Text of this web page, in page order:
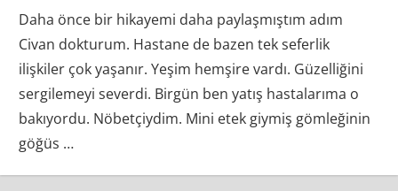
Daha önce bir hikayemi daha paylaşmıştım adım
Civan dokturum. Hastane de bazen tek seferlik
ilişkiler çok yaşanır. Yeşim hemşire vardı. Güzelliğini
sergilemeyi severdi. Birgün ben yatış hastalarıma o
bakıyordu. Nöbetçiydim. Mini etek giymiş gömleğinin
göğüs …